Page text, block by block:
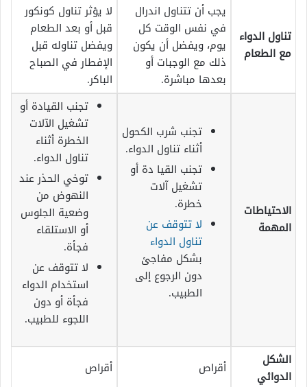
تناول الدواء
مع الطعام
يجب أن تتناول اندرال
في نفس الوقت كل
يوم، ويفضل أن يكون
ذلك مع الوجبات أو
بعدها مباشرة.
لا يؤثر تناول كونكور
قبل أو بعد الطعام
ويفضل تناوله قبل
الإفطار في الصباح
الباكر.
الاحتياطات
المهمة
تجنب شرب الكحول
أثناء تناول الدواء.
تجنب القيا دة أو
تشغيل آلات
خطرة.
لا تتوقف عن
تناول الدواء
بشكل مفاجئ
دون الرجوع إلى
الطبيب.
تجنب القيادة أو
تشغيل الآلات
الخطرة أثناء
تناول الدواء.
توخي الحذر عند
النهوض من
وضعية الجلوس
أو الاستلقاء
فجأة.
لا تتوقف عن
استخدام الدواء
فجأة أو دون
اللجوء للطبيب.
الشكل
الدوائي
أقراص أقراص